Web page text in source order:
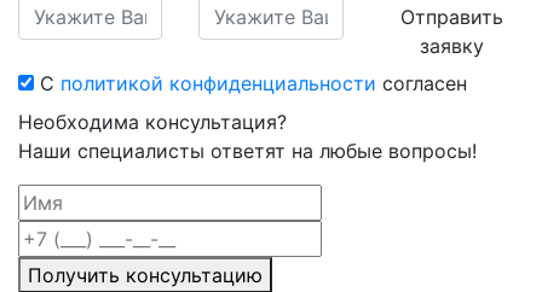
Отправить
заявку
С политикой конфиденциальности согласен
Необходима консультация?
Наши специалисты ответят на любые вопросы!
Получить консультацию